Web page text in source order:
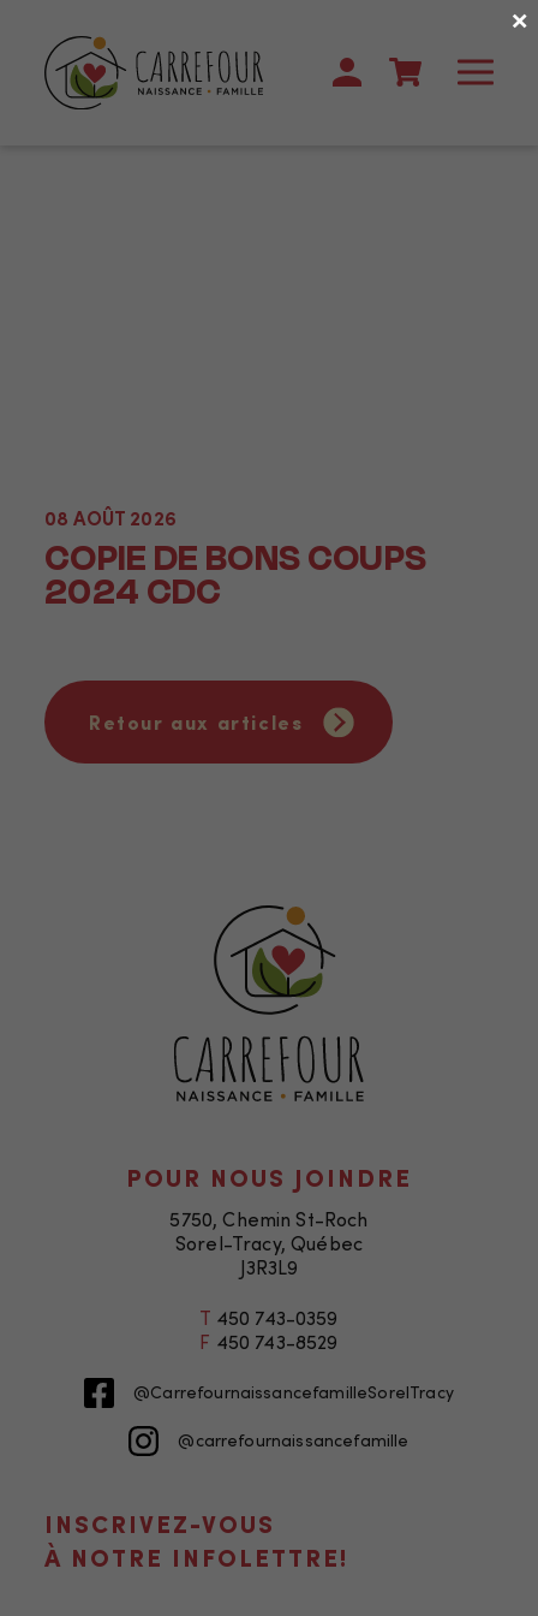
08 AOÛT 2026
COPIE DE BONS COUPS
2024 CDC
Retour aux articles
POUR NOUS JOINDRE
5750, Chemin St-Roch
Sorel-Tracy, Québec
J3R3L9
T 450 743-0359
F 450 743-8529
@CarrefournaissancefamilleSorelTracy
@carrefournaissancefamille
INSCRIVEZ-VOUS
À NOTRE INFOLETTRE!
×
Ces fichiers